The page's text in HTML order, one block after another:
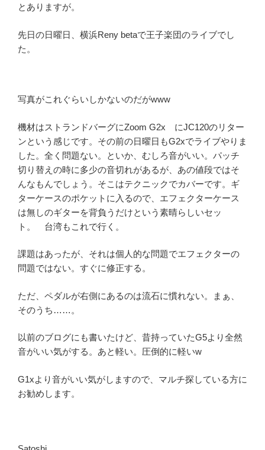
とありますが。
先日の日曜日、横浜Reny betaで王子楽団のライブでし
た。
写真がこれぐらいしかないのだがwww
機材はストランドバーグにZoom G2x にJC120のリター
ンという感じです。その前の日曜日もG2xでライブやりま
した。全く問題ない。といか、むしろ音がいい。パッチ
切り替えの時に多少の音切れがあるが、あの値段ではそ
んなもんでしょう。そこはテクニックでカバーです。ギ
ターケースのポケットに入るので、エフェクターケース
は無しのギターを背負うだけという素晴らしいセッ
ト。 台湾もこれで行く。
課題はあったが、それは個人的な問題でエフェクターの
問題ではない。すぐに修正する。
ただ、ペダルが右側にあるのは流石に慣れない。まぁ、
そのうち……。
以前のブログにも書いたけど、昔持っていたG5より全然
音がいい気がする。あと軽い。圧倒的に軽いw
G1xより音がいい気がしますので、マルチ探している方に
お勧めします。